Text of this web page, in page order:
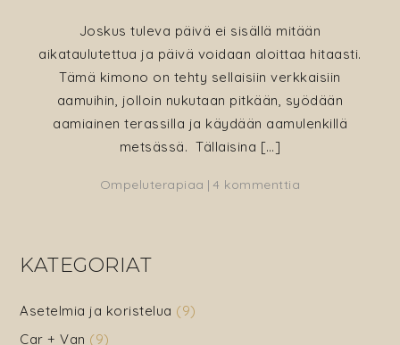
Joskus tuleva päivä ei sisällä mitään
aikataulutettua ja päivä voidaan aloittaa hitaasti.
Tämä kimono on tehty sellaisiin verkkaisiin
aamuihin, jolloin nukutaan pitkään, syödään
aamiainen terassilla ja käydään aamulenkillä
metsässä. Tällaisina […]
Ompeluterapiaa 4 kommenttia
KATEGORIAT
Asetelmia ja koristelua (9)
Car + Van (9)